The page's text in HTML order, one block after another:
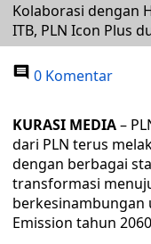
Kolaborasi dengan
ITB, PLN Icon Plus
0 Komentar
KURASI MEDIA–
dari PLN terus
dengan berbagai
transformasi
berkesinambungan
Emission tahun